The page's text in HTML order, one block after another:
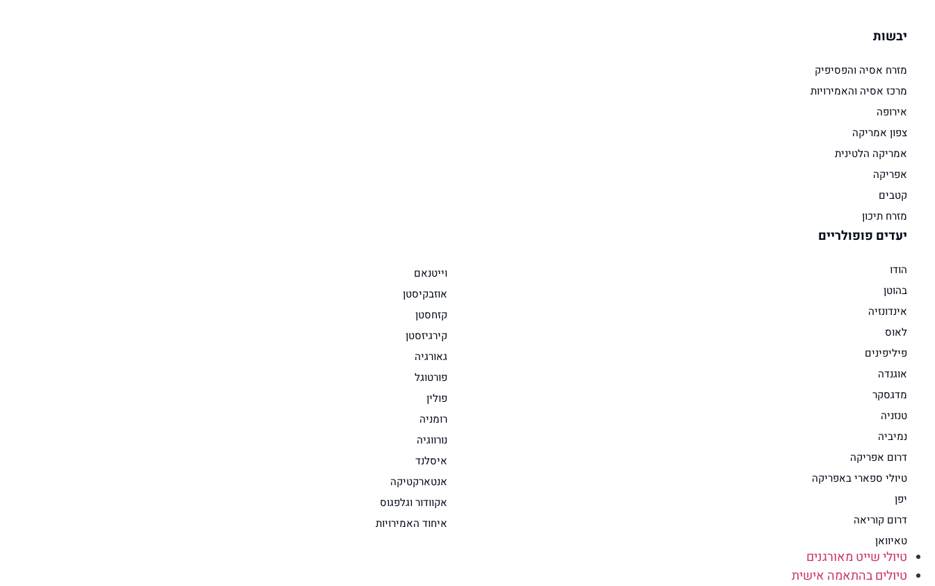
יבשות
מזרח אסיה והפסיפיק
מרכז אסיה והאמירויות
אירופה
צפון אמריקה
אמריקה הלטינית
אפריקה
קטבים
מזרח תיכון
יעדים פופולריים
הודו
בהוטן
אינדונזיה
לאוס
פיליפינים
אוגנדה
מדגסקר
טנזניה
נמיביה
דרום אפריקה
טיולי ספארי באפריקה
יפן
דרום קוריאה
טאיוואן
וייטנאם
אוזבקיסטן
קזחסטן
קירגיזסטן
גאורגיה
פורטוגל
פולין
רומניה
נורווגיה
איסלנד
אנטארקטיקה
אקוודור וגלפגוס
איחוד האמירויות
טיולי שייט מאורגנים
טיולים בהתאמה אישית